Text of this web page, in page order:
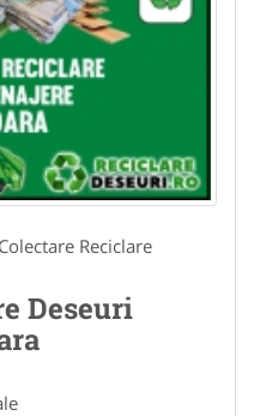
Reciclare
Deseuri